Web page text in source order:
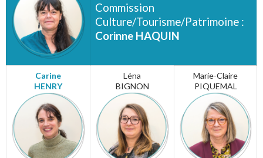
Commission
Culture/Tourisme/Patrimoine :
Corinne HAQUIN
Carine
HENRY
Léna
BIGNON
Marie-Claire
PIQUEMAL